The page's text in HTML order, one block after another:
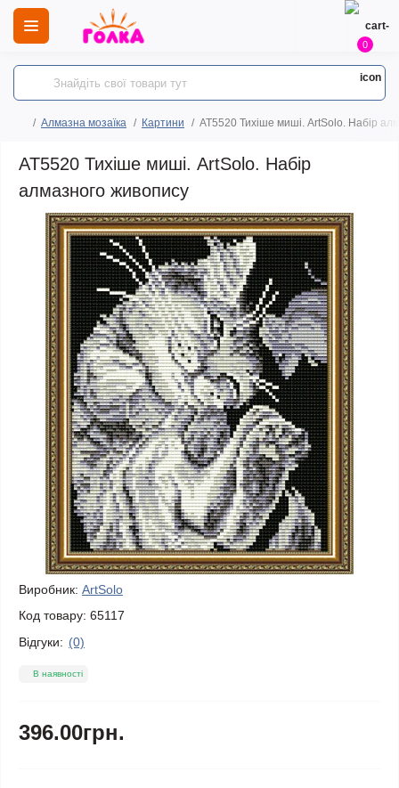
0
Алмазна мозаїка Картини AT5520 Тихіше миші. ArtSolo. Набір
AT5520 Тихіше миші. ArtSolo. Набір
алмазного живопису
Виробник: ArtSolo
Код товару: 65117
Відгуки: (0)
В наявності
396.00грн.